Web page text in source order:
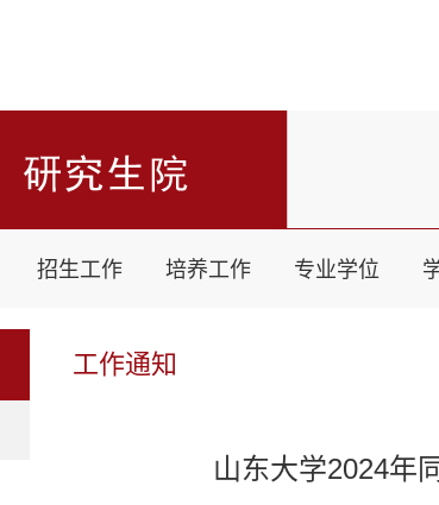
招生工作 培养工作 专业学位
工作通知
山东大学2024年